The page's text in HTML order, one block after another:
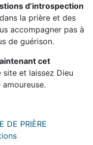
d’introspection
la prière et des
accompagner pas à
de guérison.
cet
et laissez Dieu
Ce